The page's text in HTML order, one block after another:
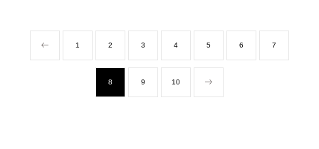
INDUSTRY
ら、ビューティーガレージ
第二章の新たなブランドス
フルリニューアルを図りま
した。
しました。従来のロゴマー
クを継承してのVI開発とな
ったことから、企業VIは
「青」、採用VIは「オレン
ミーティングを重ね、すべ
きことを議論した結果、企
業や事業概要を伝えるだけ
でなく、東京の下町で20年
1 2 3 4 5 6 7
8 9 10